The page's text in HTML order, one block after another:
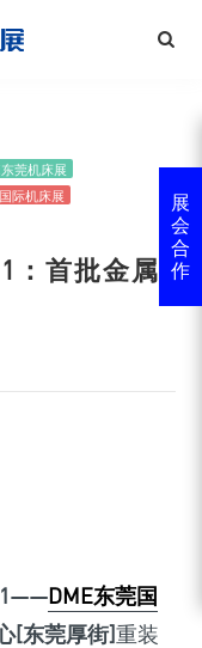
东莞机床展
际机床展
：首批金属
DME东莞国
[东莞厚街]重装
展
会
合
作